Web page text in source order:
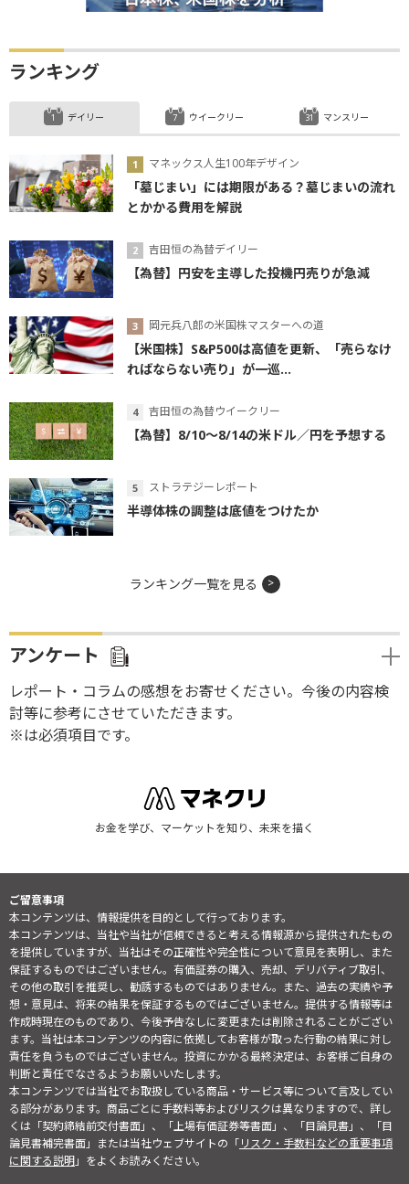
ランキング
デイリー
マネックス人生100年デザイン
「墓じまい」には期限がある？墓じまいの流れ
とかかる費用を解説
吉田恒の為替デイリー
【為替】円安を主導した投機円売りが急減
岡元兵八郎の米国株マスターへの道
【米国株】S&P500は高値を更新、「売らなけ
ればならない売り」が一巡...
吉田恒の為替ウイークリー
【為替】8/10～8/14の米ドル／円を予想する
ストラテジーレポート
半導体株の調整は底値をつけたか
ウイークリー マンスリー
ランキング一覧を見る
アンケート
レポート・コラムの感想をお寄せください。今後の内容検
討等に参考にさせていただきます。
※は必須項目です。
お金を学び、マーケットを知り、未来を描く
ご留意事項
本コンテンツは、情報提供を目的として行っております。
本コンテンツは、当社や当社が信頼できると考える情報源から提供されたもの
を提供していますが、当社はその正確性や完全性について意見を表明し、また
保証するものではございません。有価証券の購入、売却、デリバティブ取引、
その他の取引を推奨し、勧誘するものではありません。また、過去の実績や予
想・意見は、将来の結果を保証するものではございません。提供する情報等は
作成時現在のものであり、今後予告なしに変更または削除されることがござい
ます。当社は本コンテンツの内容に依拠してお客様が取った行動の結果に対し
責任を負うものではございません。投資にかかる最終決定は、お客様ご自身の
判断と責任でなさるようお願いいたします。
本コンテンツでは当社でお取扱している商品・サービス等について言及してい
る部分があります。商品ごとに手数料等およびリスクは異なりますので、詳し
くは「契約締結前交付書面」、「上場有価証券等書面」、「目論見書」、「目
論見書補完書面」または当社ウェブサイトの「リスク・手数料などの重要事項
に関する説明」をよくお読みください。